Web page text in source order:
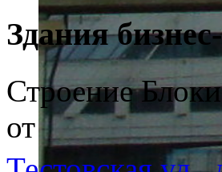
Здания
Строение
от